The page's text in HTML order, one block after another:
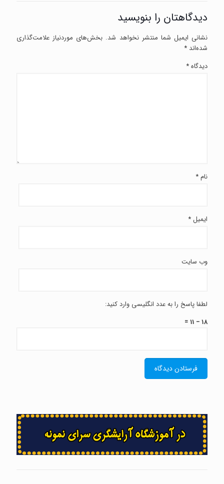
دیدگاهتان را بنویسید
نشانی ایمیل شما منتشر نخواهد شد. بخش‌های موردنیاز علامت‌گذاری
شده‌اند *
دیدگاه*
نام*
ایمیل *
وب‌ سایت
لطفا پاسخ را به عدد انگلیسی وارد کنید:
18 − 11 =